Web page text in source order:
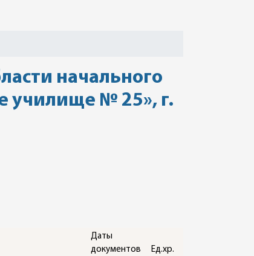
начального
училище № 25», г.
Даты
документов
Ед.хр.